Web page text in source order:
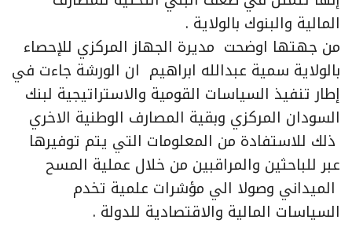
المالية والبنوك بالولاية .
من جهتها اوضحت مديرة الجهاز المركزي للإحصاء
بالولاية سمية عبدالله ابراهيم ان الورشة جاءت في
إطار تنفيذ السياسات القومية والاستراتيجية لبنك
السودان المركزي وبقية المصارف الوطنية الاخري
ذلك للاستفادة من المعلومات التي يتم توفيرها
عبر للباحثين والمراقبين من خلال عملية المسح
الميداني وصولا الي مؤشرات علمية تخدم
السياسات المالية والاقتصادية للدولة .